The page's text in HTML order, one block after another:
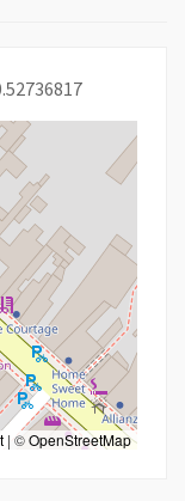
| ©OpenStreetMap